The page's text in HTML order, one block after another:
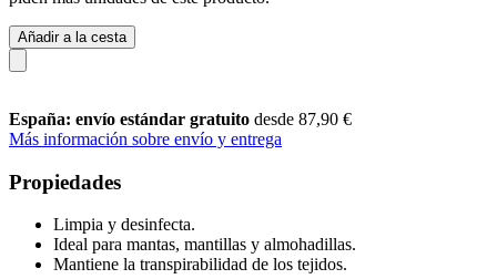
Añadir a la cesta
España: envío estándar gratuito desde 87,90 €
Más información sobre envío y entrega
Propiedades
Limpia y desinfecta.
Ideal para mantas, mantillas y almohadillas.
Mantiene la transpirabilidad de los tejidos.